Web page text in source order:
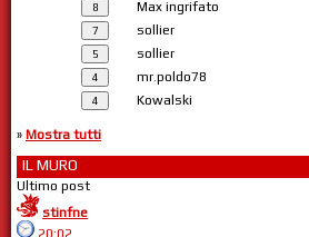
Max ingrifato
sollier
sollier
mr.poldo78
Kowalski
» Mostra tutti
IL MURO
Ultimo post
stinfne
20:02